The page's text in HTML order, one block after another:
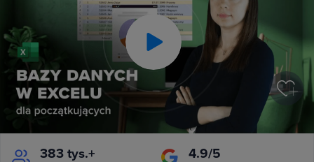
Play
383 tys.+ 4.9/5